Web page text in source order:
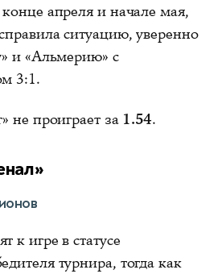
апреля и начале мая,
ситуацию, уверенно
и «Альмерию» с
3:1.
не проиграет за 1.54.
к игре в статусе
турнира, тогда как